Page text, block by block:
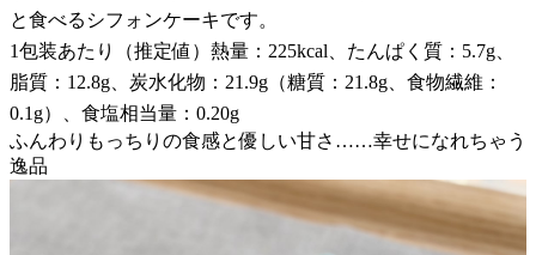
と食べるシフォンケーキです。
1包装あたり（推定値）熱量：225kcal、たんぱく質：5.7g、
脂質：12.8g、炭水化物：21.9g（糖質：21.8g、食物繊維：
0.1g）、食塩相当量：0.20g
ふんわりもっちりの食感と優しい甘さ……幸せになれちゃう
逸品